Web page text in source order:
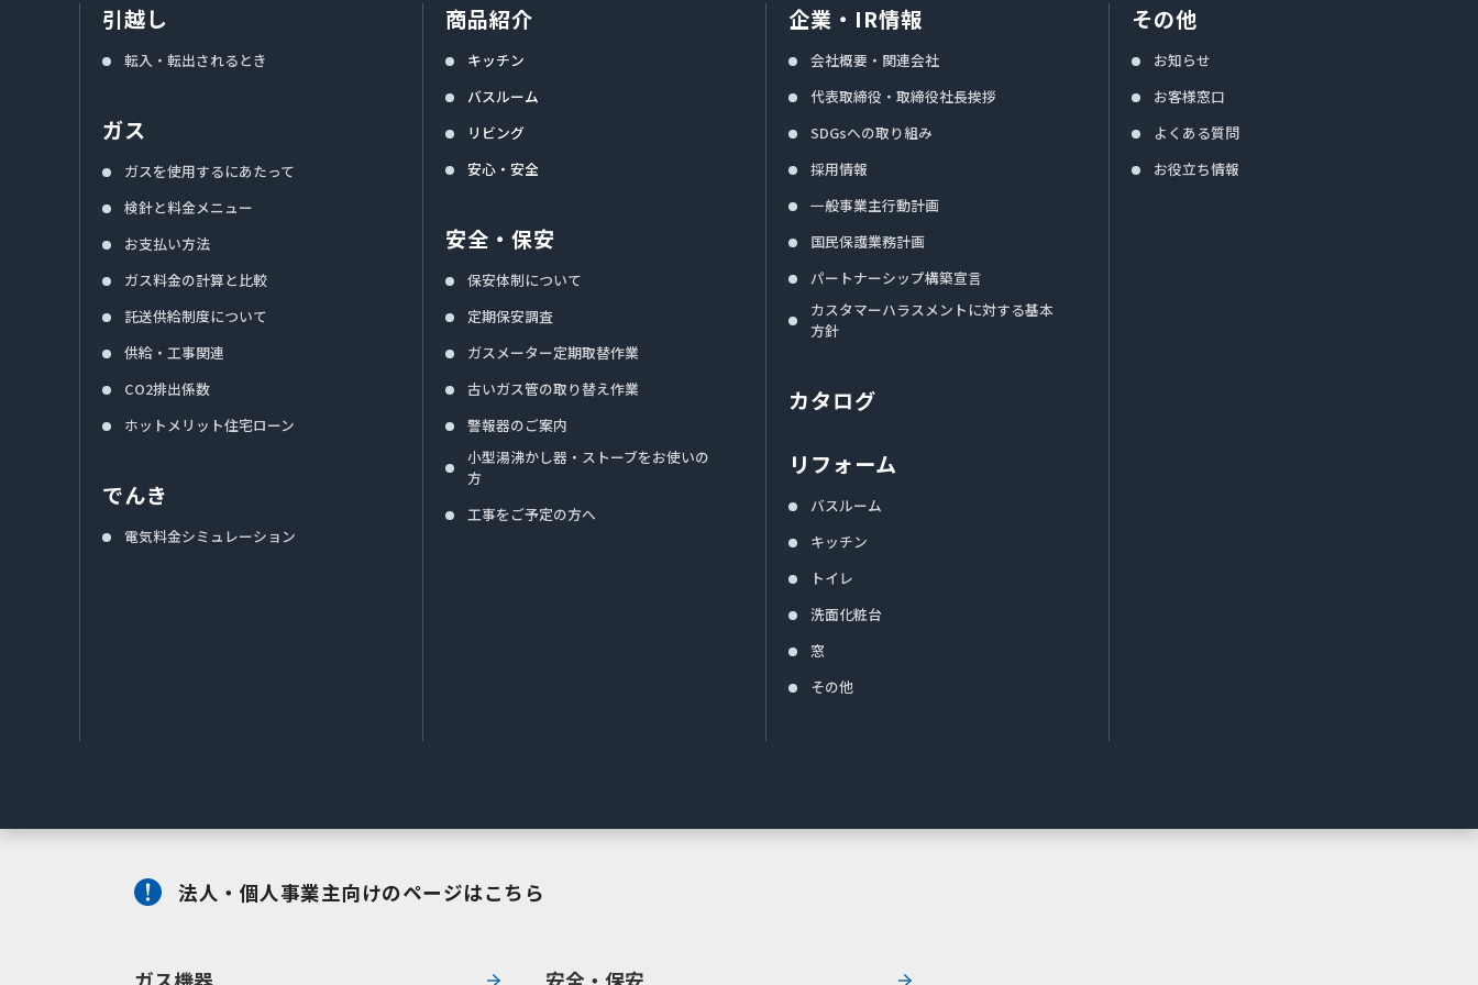
引越し
転入・転出されるとき
ガス
ガスを使用するにあたって
検針と料金メニュー
お支払い方法
ガス料金の計算と比較
託送供給制度について
供給・工事関連
CO2排出係数
ホットメリット住宅ローン
でんき
電気料金シミュレーション
商品紹介
キッチン
バスルーム
リビング
安心・安全
安全・保安
保安体制について
定期保安調査
ガスメーター定期取替作業
古いガス管の取り替え作業
警報器のご案内
小型湯沸かし器・ストーブをお使いの
方
工事をご予定の方へ
企業・IR情報
会社概要・関連会社
代表取締役・取締役社長挨拶
SDGsへの取り組み
採用情報
一般事業主行動計画
国民保護業務計画
パートナーシップ構築宣言
カスタマーハラスメントに対する基本
方針
カタログ
リフォーム
バスルーム
キッチン
トイレ
洗面化粧台
窓
その他
その他
お知らせ
お客様窓口
よくある質問
お役立ち情報
法人・個人事業主向けのページはこちら